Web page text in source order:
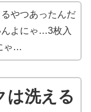
やつあったんだ
よにゃ…3枚入
ゃ…
は洗える